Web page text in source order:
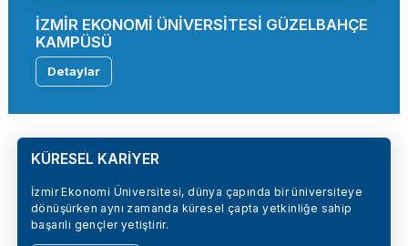
İZMİR EKONOMİ ÜNİVERSİTESİ GÜZELBAHÇE
KAMPÜSÜ
Detaylar
KÜRESEL KARİYER
İzmir Ekonomi Üniversitesi, dünya çapında bir üniversiteye
dönüşürken aynı zamanda küresel çapta yetkinliğe sahip
başarılı gençler yetiştirir.